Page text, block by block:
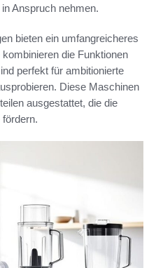
Anspruch nehmen.
bieten ein umfangreicheres
die Funktionen
perfekt für ambitionierte
Diese Maschinen
ausgestattet, die die